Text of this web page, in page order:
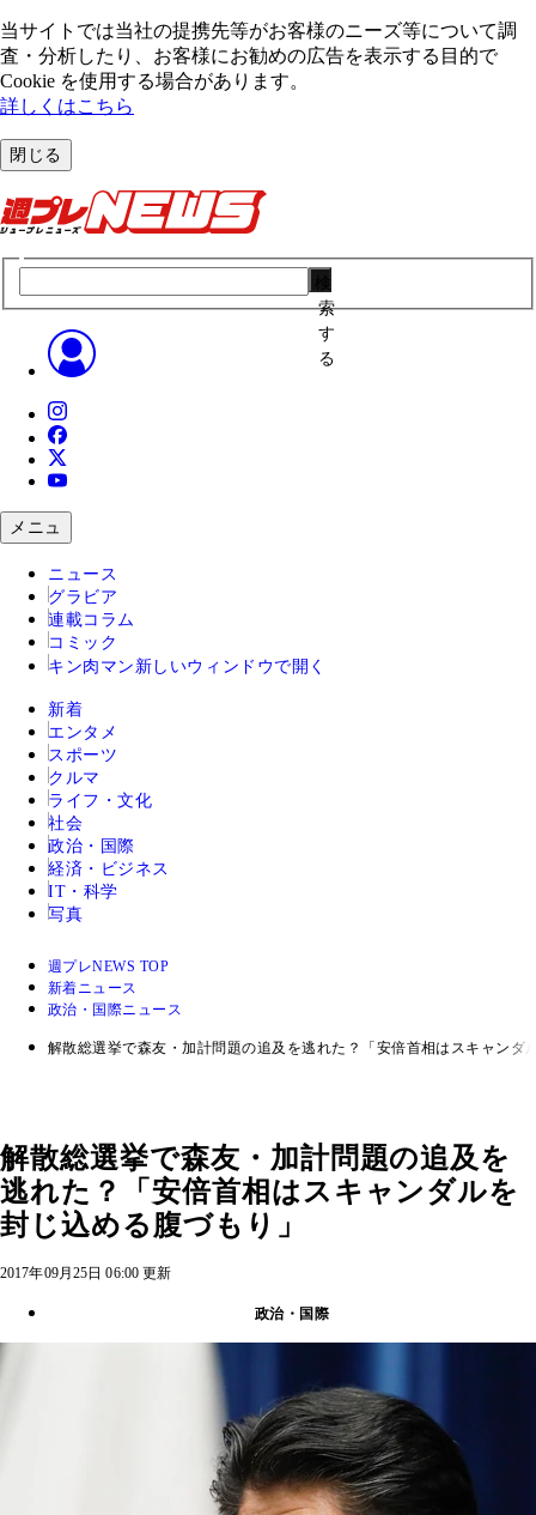
当サイトでは当社の提携先等がお客様のニーズ等について調
査・分析したり、お客様にお勧めの広告を表⽰する⽬的で
Cookie を使⽤する場合があります。
詳しくはこちら
閉じる
索
す
る
メニュ
ニュース
グラビア
連載コラム
コミック
キン肉マン 新しいウィンドウで開く
新着
エンタメ
スポーツ
クルマ
ライフ・文化
社会
政治・国際
経済・ビジネス
IT・科学
写真
週プレNEWS TOP
新着ニュース
政治・国際ニュース
解散総選挙で森友・加計問題の追及を逃れた？「安倍首相はスキャンダ
解散総選挙で森友・加計問題の追及を
逃れた？「安倍首相はスキャンダルを
封じ込める腹づもり」
2017年09月25日 06:00 更新
政治・国際